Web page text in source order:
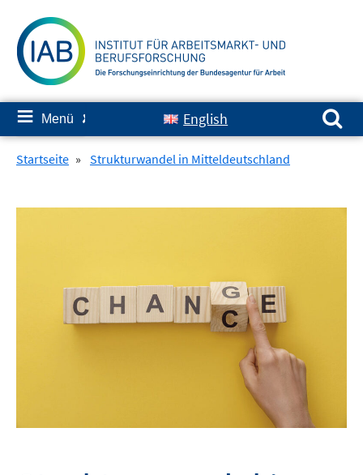
zum
Inhalt
≡ Menü ✘ English
Suchen nach:
Startseite » Strukturwandel in Mitteldeutschland